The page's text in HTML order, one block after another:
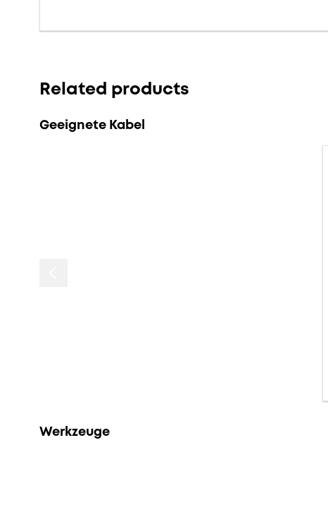
Related products
Geeignete Kabel
Werkzeuge